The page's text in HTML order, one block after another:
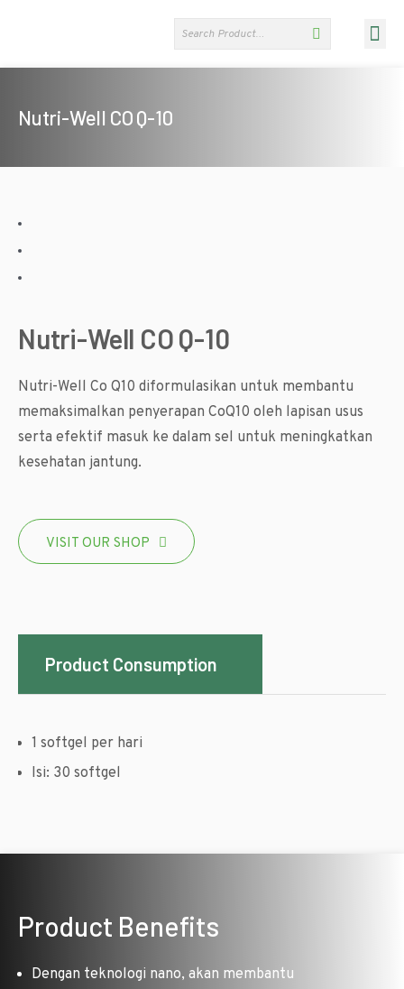
Nutri-Well CO Q-10
Nutri-Well CO Q-10
Nutri-Well Co Q10 diformulasikan untuk membantu
memaksimalkan penyerapan CoQ10 oleh lapisan usus
serta efektif masuk ke dalam sel untuk meningkatkan
kesehatan jantung.
VISIT OUR SHOP
Product Consumption
1 softgel per hari
Isi: 30 softgel
Product Benefits
Dengan teknologi nano, akan membantu